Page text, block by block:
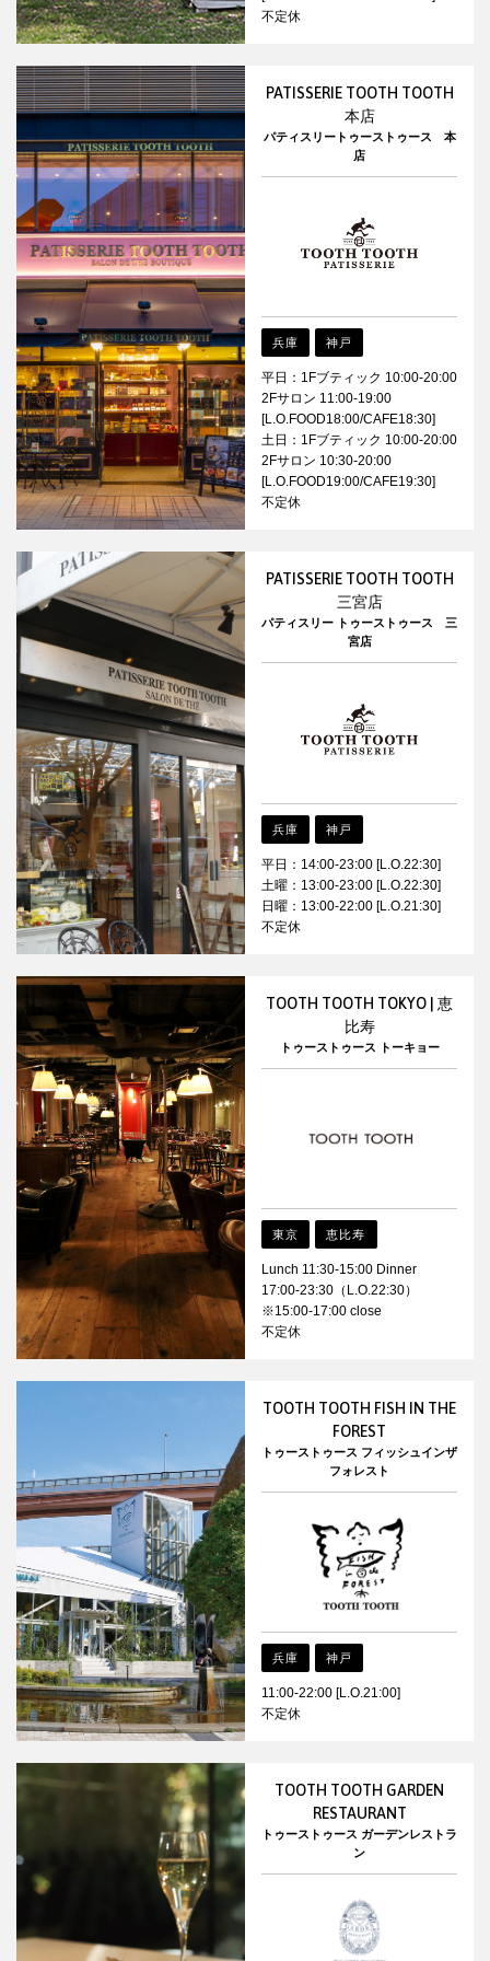
不定休
PATISSERIE TOOTH TOOTH
本店
パティスリートゥーストゥース 本
店
兵庫 神戸
平日：1Fブティック 10:00-20:00
2Fサロン 11:00-19:00
[L.O.FOOD18:00/CAFE18:30]
土日：1Fブティック 10:00-20:00
2Fサロン 10:30-20:00
[L.O.FOOD19:00/CAFE19:30]
不定休
PATISSERIE TOOTH TOOTH
三宮店
パティスリー トゥーストゥース 三
宮店
兵庫 神戸
平日：14:00-23:00 [L.O.22:30]
土曜：13:00-23:00 [L.O.22:30]
日曜：13:00-22:00 [L.O.21:30]
不定休
TOOTH TOOTH TOKYO | 恵
比寿
トゥーストゥース トーキョー
東京 恵比寿
Lunch 11:30-15:00 Dinner
17:00-23:30（L.O.22:30）
※15:00-17:00 close
不定休
TOOTH TOOTH FISH IN THE
FOREST
トゥーストゥース フィッシュインザ
フォレスト
兵庫 神戸
11:00-22:00 [L.O.21:00]
不定休
TOOTH TOOTH GARDEN
RESTAURANT
トゥーストゥース ガーデンレストラ
ン